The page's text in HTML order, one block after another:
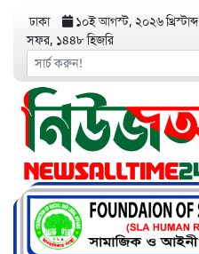
ঢাকা ১০ই আগস্ট, ২০২৬ খ্রিস্টাব্দ
সফর, ১৪৪৮ হিজরি